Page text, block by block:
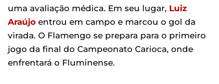
uma avaliação médica. Em seu lugar, Luiz
Araújo entrou em campo e marcou o gol da
virada. O Flamengo se prepara para o primeiro
jogo da final do Campeonato Carioca, onde
enfrentará o Fluminense.